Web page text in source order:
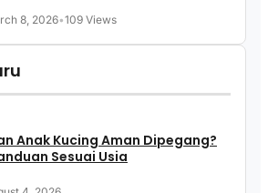
8, 2026•109 Views
Anak Kucing Aman Dipegang?
Sesuai Usia